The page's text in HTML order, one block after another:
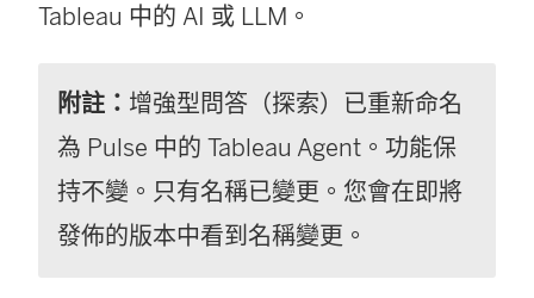
Tableau 中的 AI 或 LLM。
附註： 增強型問答（探索）已重新命名
為 Pulse 中的 Tableau Agent。功能保
持不變。只有名稱已變更。您會在即將
發佈的版本中看到名稱變更。